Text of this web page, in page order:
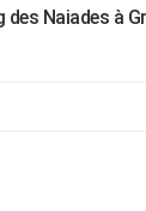
Naiades à